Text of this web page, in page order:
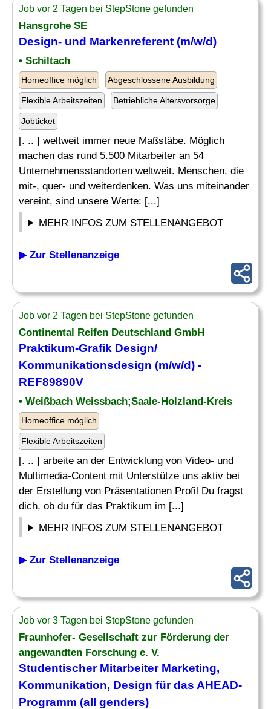
Job vor 2 Tagen bei StepStone gefunden
Hansgrohe SE
Design- und Markenreferent (m/w/d)
• Schiltach
Homeoffice möglich Abgeschlossene Ausbildung
Flexible Arbeitszeiten Betriebliche Altersvorsorge
Jobticket
[. .. ] weltweit immer neue Maßstäbe. Möglich
machen das rund 5.500 Mitarbeiter an 54
Unternehmensstandorten weltweit. Menschen, die
mit-, quer- und weiterdenken. Was uns miteinander
vereint, sind unsere Werte: [...]
MEHR INFOS ZUM STELLENANGEBOT
▶ Zur Stellenanzeige
Job vor 2 Tagen bei StepStone gefunden
Continental Reifen Deutschland GmbH
Praktikum-Grafik Design/
Kommunikationsdesign (m/w/d) -
REF89890V
• Weißbach Weissbach;Saale-Holzland-Kreis
Homeoffice möglich
Flexible Arbeitszeiten
[. .. ] arbeite an der Entwicklung von Video- und
Multimedia-Content mit Unterstütze uns aktiv bei
der Erstellung von Präsentationen Profil Du fragst
dich, ob du für das Praktikum im [...]
MEHR INFOS ZUM STELLENANGEBOT
▶ Zur Stellenanzeige
Job vor 3 Tagen bei StepStone gefunden
Fraunhofer- Gesellschaft zur Förderung der
angewandten Forschung e. V.
Studentischer Mitarbeiter Marketing,
Kommunikation, Design für das AHEAD-
Programm (all genders)